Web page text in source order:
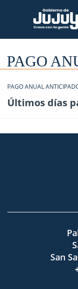
PAGO
PAGO ANUAL
Últimos días
San